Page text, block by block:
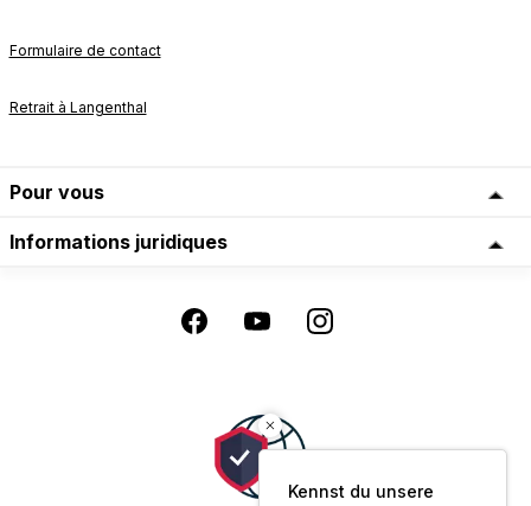
Formulaire de contact
Retrait à Langenthal
Pour vous
Informations juridiques
Kennst du unsere